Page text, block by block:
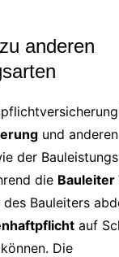
anderen
und anderen
der
die
des Bauleiters
auf
Die